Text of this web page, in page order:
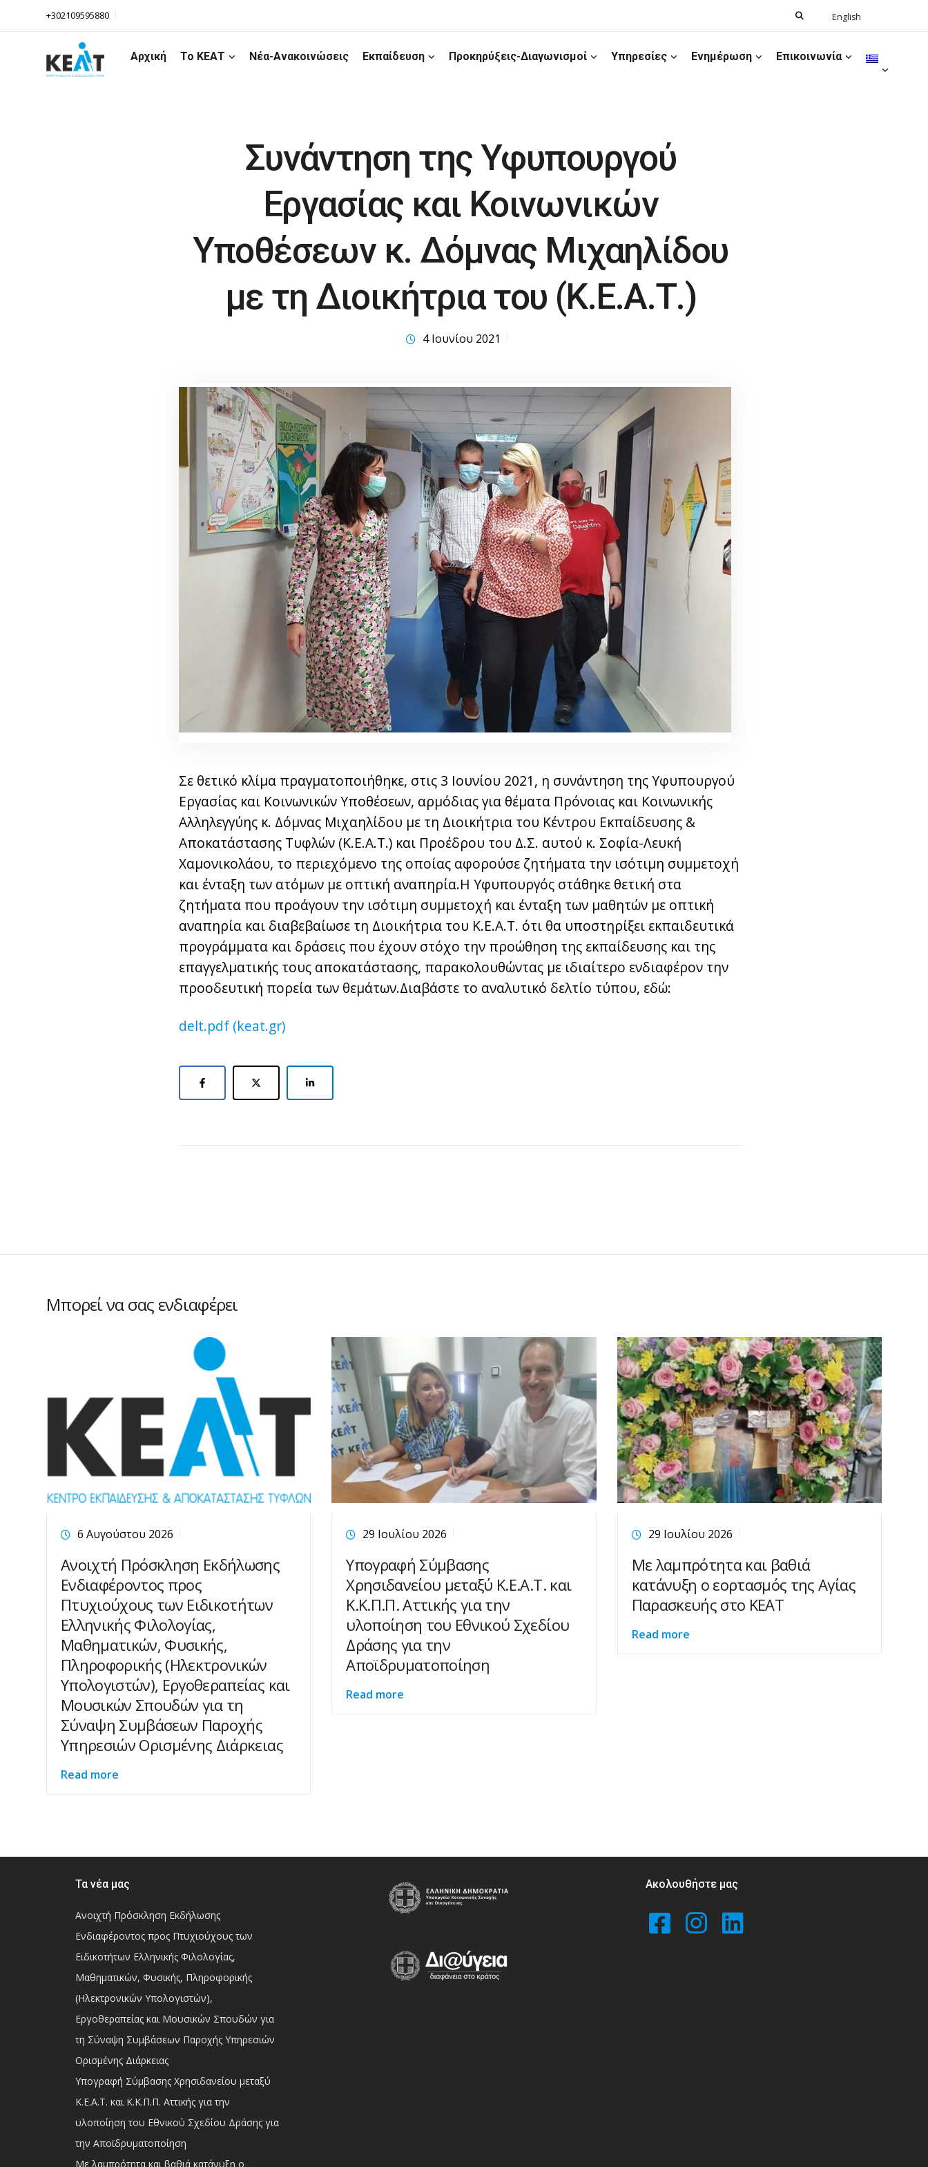
SearchEnglish
+302109595880
Αρχική Το ΚΕΑΤ Νέα-Ανακοινώσεις Εκπαίδευση Προκηρύξεις-Διαγωνισμοί Υπηρεσίες Ενημέρωση Επικοινωνία
Συνάντηση της Υφυπουργού
Εργασίας και Κοινωνικών
Υποθέσεων κ. Δόμνας Μιχαηλίδου
με τη Διοικήτρια του (Κ.Ε.Α.Τ.)
4 Ιουνίου 2021
Σε θετικό κλίμα πραγματοποιήθηκε, στις 3 Ιουνίου 2021, η συνάντηση της Υφυπουργού
Εργασίας και Κοινωνικών Υποθέσεων, αρμόδιας για θέματα Πρόνοιας και Κοινωνικής
Αλληλεγγύης κ. Δόμνας Μιχαηλίδου με τη Διοικήτρια του Κέντρου Εκπαίδευσης &
Αποκατάστασης Τυφλών (Κ.Ε.Α.Τ.) και Προέδρου του Δ.Σ. αυτού κ. Σοφία-Λευκή
Χαμονικολάου, το περιεχόμενο της οποίας αφορούσε ζητήματα την ισότιμη συμμετοχή
και ένταξη των ατόμων με οπτική αναπηρία.Η Υφυπουργός στάθηκε θετική στα
ζητήματα που προάγουν την ισότιμη συμμετοχή και ένταξη των μαθητών με οπτική
αναπηρία και διαβεβαίωσε τη Διοικήτρια του Κ.Ε.Α.Τ. ότι θα υποστηρίξει εκπαιδευτικά
προγράμματα και δράσεις που έχουν στόχο την προώθηση της εκπαίδευσης και της
επαγγελματικής τους αποκατάστασης, παρακολουθώντας με ιδιαίτερο ενδιαφέρον την
προοδευτική πορεία των θεμάτων.Διαβάστε το αναλυτικό δελτίο τύπου, εδώ:
delt.pdf (keat.gr)
Μπορεί να σας ενδιαφέρει
6 Αυγούστου 2026
Ανοιχτή Πρόσκληση Εκδήλωσης
Ενδιαφέροντος προς
Πτυχιούχους των Ειδικοτήτων
Ελληνικής Φιλολογίας,
Μαθηματικών, Φυσικής,
Πληροφορικής (Ηλεκτρονικών
Υπολογιστών), Εργοθεραπείας και
Μουσικών Σπουδών για τη
Σύναψη Συμβάσεων Παροχής
Υπηρεσιών Ορισμένης Διάρκειας
Read more
29 Ιουλίου 2026
Υπογραφή Σύμβασης
Χρησιδανείου μεταξύ Κ.Ε.Α.Τ. και
Κ.Κ.Π.Π. Αττικής για την
υλοποίηση του Εθνικού Σχεδίου
Δράσης για την
Αποϊδρυματοποίηση
Read more
29 Ιουλίου 2026
Με λαμπρότητα και βαθιά
κατάνυξη ο εορτασμός της Αγίας
Παρασκευής στο ΚΕΑΤ
Read more
Τα νέα μας
Ανοιχτή Πρόσκληση Εκδήλωσης
Ενδιαφέροντος προς Πτυχιούχους των
Ειδικοτήτων Ελληνικής Φιλολογίας,
Μαθηματικών, Φυσικής, Πληροφορικής
(Ηλεκτρονικών Υπολογιστών),
Εργοθεραπείας και Μουσικών Σπουδών για
τη Σύναψη Συμβάσεων Παροχής Υπηρεσιών
Ορισμένης Διάρκειας
Υπογραφή Σύμβασης Χρησιδανείου μεταξύ
Κ.Ε.Α.Τ. και Κ.Κ.Π.Π. Αττικής για την
υλοποίηση του Εθνικού Σχεδίου Δράσης για
την Αποϊδρυματοποίηση
Με λαμπρότητα και βαθιά κατάνυξη ο
Ακολουθήστε μας